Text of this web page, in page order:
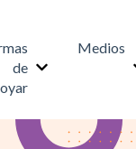
para Qué
de
Mostrar
Medios